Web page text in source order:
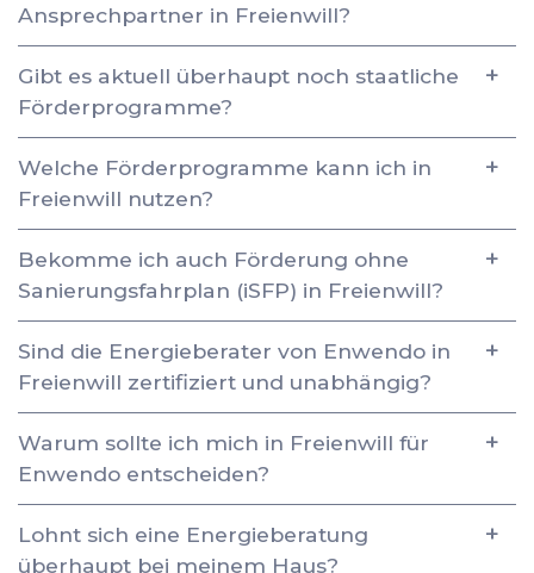
Ansprechpartner in Freienwill?
Gibt es aktuell überhaupt noch staatliche
Förderprogramme?
Welche Förderprogramme kann ich in
Freienwill nutzen?
Bekomme ich auch Förderung ohne
Sanierungsfahrplan (iSFP) in Freienwill?
Sind die Energieberater von Enwendo in
Freienwill zertifiziert und unabhängig?
Warum sollte ich mich in Freienwill für
Enwendo entscheiden?
Lohnt sich eine Energieberatung
überhaupt bei meinem Haus?